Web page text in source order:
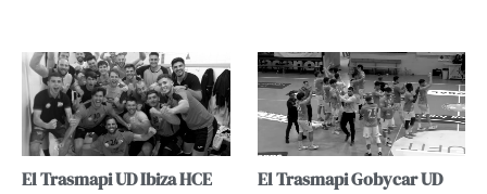
El Trasmapi UD Ibiza HCE
El Trasmapi Gobycar UD